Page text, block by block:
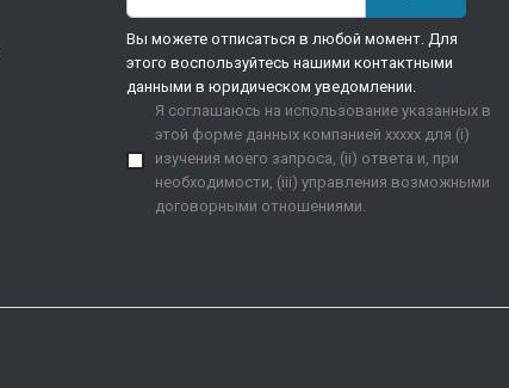
Вы можете отписаться в любой момент. Для
этого воспользуйтесь нашими контактными
данными в юридическом уведомлении.
Я соглашаюсь на использование указанных в
этой форме данных компанией xxxxx для (i)
изучения моего запроса, (ii) ответа и, при
необходимости, (iii) управления возможными
договорными отношениями.